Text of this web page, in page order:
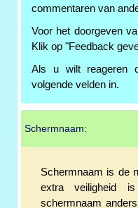
commentaren van
Voor het doorgeven
Klik op "Feedback
Als u wilt reageren
volgende velden in.
Schermnaam:
Schermnaam is de
extra veiligheid
schermnaam